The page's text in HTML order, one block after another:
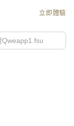
立即體驗